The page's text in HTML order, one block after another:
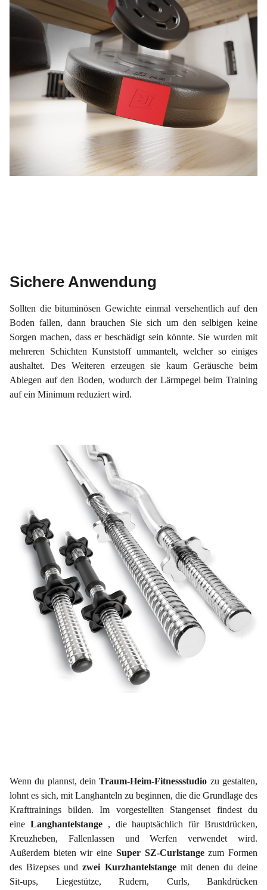
Sichere Anwendung
Sollten die bituminösen Gewichte einmal versehentlich auf den
Boden fallen, dann brauchen Sie sich um den selbigen keine
Sorgen machen, dass er beschädigt sein könnte. Sie wurden mit
mehreren Schichten Kunststoff ummantelt, welcher so einiges
aushaltet. Des Weiteren erzeugen sie kaum Geräusche beim
Ablegen auf den Boden, wodurch der Lärmpegel beim Training
auf ein Minimum reduziert wird.
Wenn du plannst, deinTraum-Heim-Fitnessstudio zu gestalten,
lohnt es sich, mit Langhanteln zu beginnen, die die Grundlage des
Krafttrainings bilden. Im vorgestellten Stangenset findest du
eine Langhantelstange , die hauptsächlich für Brustdrücken,
Kreuzheben, Fallenlassen und Werfen verwendet wird.
Außerdem bieten wir eine Super SZ-Curlstangezum Formen
des Bizepses undzwei Kurzhantelstange mit denen du deine
Sit-ups, Liegestütze, Rudern, Curls, Bankdrücken